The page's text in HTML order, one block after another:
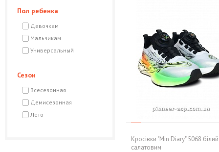
Пол ребенка
Девочкам
Мальчикам
Универсальный
Сезон
Всесезонная
Демисезонная
Лето
Кросівки "Min Diary" 5068
салатовим